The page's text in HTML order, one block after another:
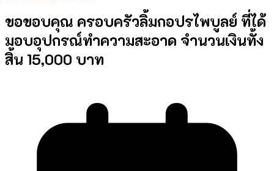
ขอขอบคุณ ครอบครัวลิ้มกอปรไพบูลย์ ที่ได้
มอบอุปกรณ์ทำความสะอาด จำนวนเงินทั้ง
สิ้น 15,000 บาท